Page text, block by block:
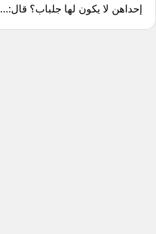
إحداهن لا يكون لها جلباب؟ قال:...